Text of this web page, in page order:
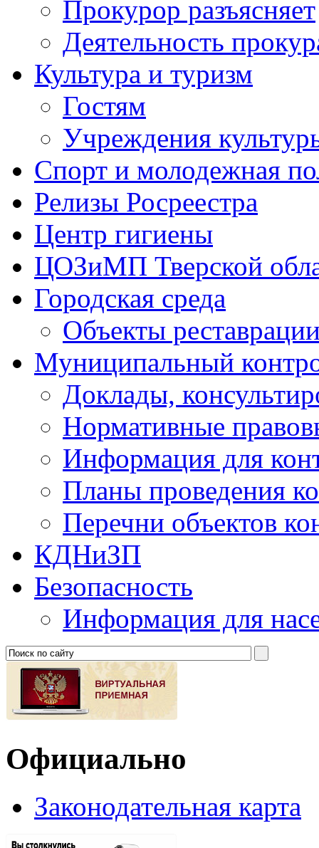
Прокурор разъясняет
Деятельность
Культура и туризм
Гостям
Учреждения
Спорт и молодежная
Релизы Росреестра
Центр гигиены
ЦОЗиМП Тверской
Городская среда
Объекты
Муниципальный
Доклады,
Нормативные
Информация для
Планы проведения
Перечни объектов
КДНиЗП
Безопасность
Информация для
Официально
Законодательная карта